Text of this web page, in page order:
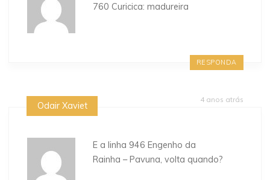
760 Curicica: madureira
RESPONDA
4 anos atrás
Odair Xaviet
E a linha 946 Engenho da
Rainha – Pavuna, volta quando?